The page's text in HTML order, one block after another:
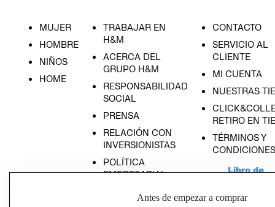
MUJER
HOMBRE
NIÑOS
HOME
TRABAJAR EN
H&M
ACERCA DEL
GRUPO H&M
RESPONSABILIDAD
SOCIAL
PRENSA
RELACIÓN CON
INVERSIONISTAS
POLÍTICA
EMPRESARIAL
CONTACTO
SERVICIO AL
CLIENTE
MI CUENTA
NUESTRAS
RETIRO EN
TÉRMINOS Y
CONDICIONES
Antes de empezar a comprar